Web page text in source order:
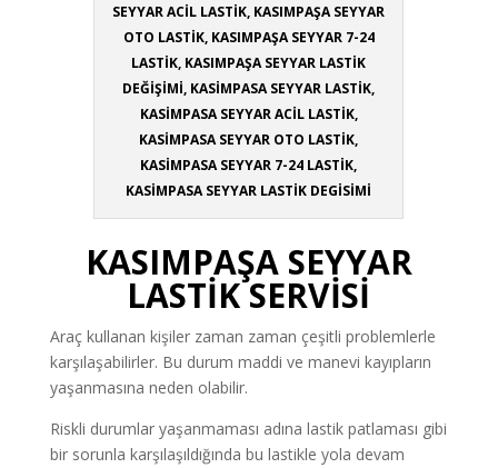
SEYYAR ACİL LASTİK, KASIMPAŞA SEYYAR
OTO LASTİK, KASIMPAŞA SEYYAR 7-24
LASTİK, KASIMPAŞA SEYYAR LASTİK
DEĞİŞİMİ, KASİMPASA SEYYAR LASTİK,
KASİMPASA SEYYAR ACİL LASTİK,
KASİMPASA SEYYAR OTO LASTİK,
KASİMPASA SEYYAR 7-24 LASTİK,
KASİMPASA SEYYAR LASTİK DEGİSİMİ
KASIMPAŞA SEYYAR
LASTİK SERVİSİ
Araç kullanan kişiler zaman zaman çeşitli problemlerle
karşılaşabilirler. Bu durum maddi ve manevi kayıpların
yaşanmasına neden olabilir.
Riskli durumlar yaşanmaması adına lastik patlaması gibi
bir sorunla karşılaşıldığında bu lastikle yola devam